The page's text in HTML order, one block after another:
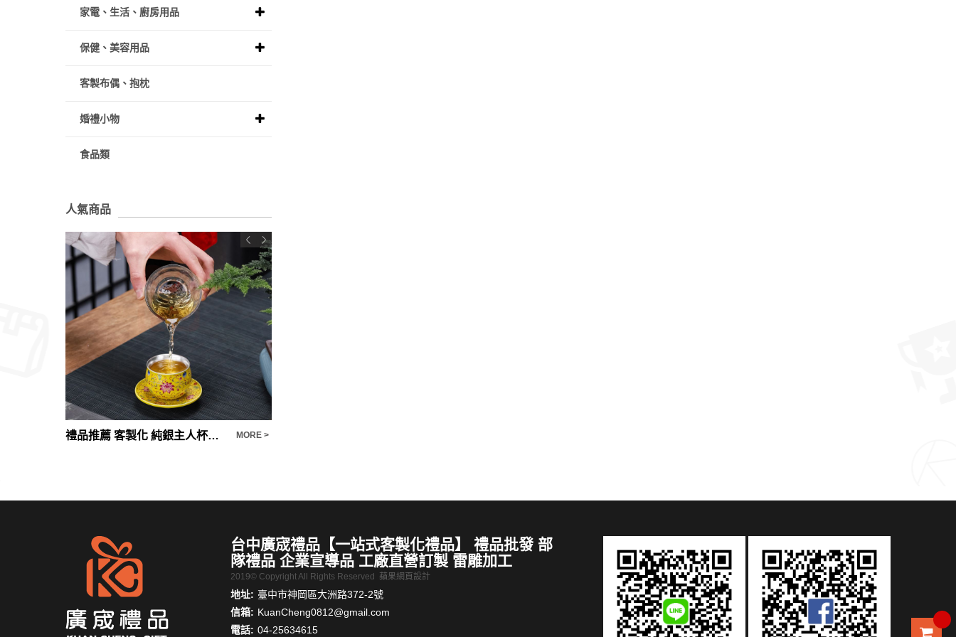
家電、生活、廚房用品
保健、美容用品
客製布偶、抱枕
婚禮小物
食品類
人氣商品
禮品推薦 客製化 純銀主人杯手工鎏銀品茗杯琺瑯彩扒花茶杯杯墊高檔禮盒商務送禮品 MORE >
台中廣宬禮品【一站式客製化禮品】 禮品批發 部
隊禮品 企業宣導品 工廠直營訂製 雷雕加工
2019© Copyright All Rights Reserved 蘋果網頁設計
地址: 臺中市神岡區大洲路372-2號
信箱: KuanCheng0812@gmail.com
電話: 04-25634615